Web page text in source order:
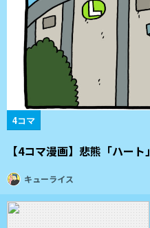
4コマ
【4コマ漫画】悲熊「ハート」
キューライス